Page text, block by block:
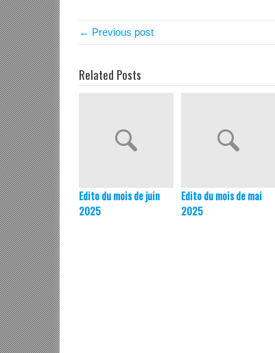
← Previous post
Related Posts
Edito du mois de juin
2025
Edito du mois de mai
2025